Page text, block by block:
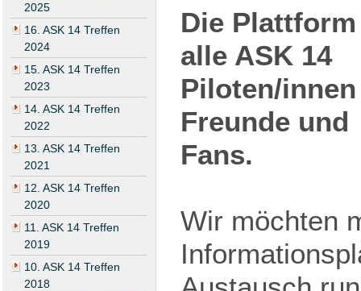
2025
16. ASK 14 Treffen
2024
15. ASK 14 Treffen
2023
14. ASK 14 Treffen
2022
13. ASK 14 Treffen
2021
12. ASK 14 Treffen
2020
11. ASK 14 Treffen
2019
10. ASK 14 Treffen
2018
Die
alle ASK 14
Piloten/innen
Freunde und
Fans.
Wir möchten